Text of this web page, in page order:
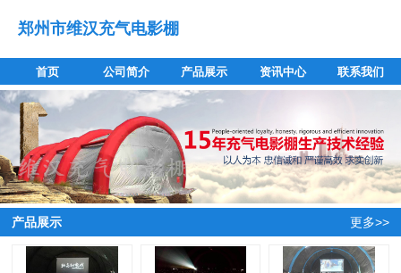
郑州市维汉充气电影棚
首页 公司简介 产品展示 资讯中心 联系我们
产品展示 更多>>